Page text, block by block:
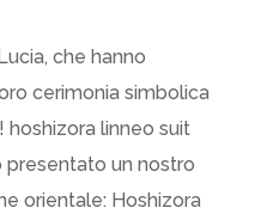
che hanno
cerimonia simbolica
hoshizora linneo suit
presentato un nostro
orientale: Hoshizora